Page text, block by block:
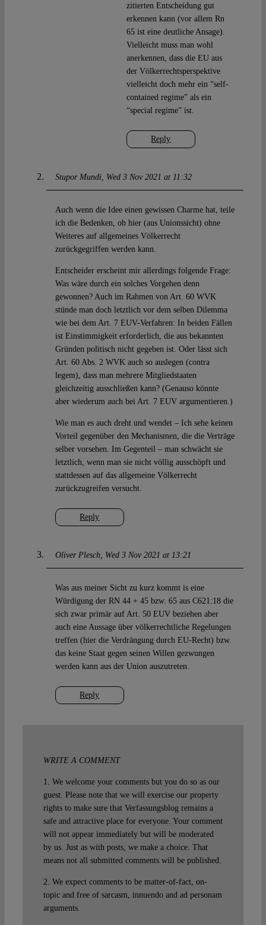
Reply
zitierten Entscheidung gut
erkennen kann (vor allem Rn
65 ist eine deutliche Ansage).
Vielleicht muss man wohl
anerkennen, dass die EU aus
der Völkerrechtsperspektive
vielleicht doch mehr ein “self-
contained regime” als ein
“special regime” ist.
Stupor Mundi Wed 3 Nov 2021 at 11:32
Reply
Auch wenn die Idee einen gewissen Charme hat, teile
ich die Bedenken, ob hier (aus Unionssicht) ohne
Weiteres auf allgemeines Völkerrecht
zurückgegriffen werden kann.
Entscheider erscheint mir allerdings folgende Frage:
Was wäre durch ein solches Vorgehen denn
gewonnen? Auch im Rahmen von Art. 60 WVK
stünde man doch letztlich vor dem selben Dilemma
wie bei dem Art. 7 EUV-Verfahren: In beiden Fällen
ist Einstimmigkeit erforderlich, die aus bekannten
Gründen politisch nicht gegeben ist. Oder lässt sich
Art. 60 Abs. 2 WVK auch so auslegen (contra
legem), dass man mehrere Mitgliedstaaten
gleichzeitig ausschließen kann? (Genauso könnte
aber wiederum auch bei Art. 7 EUV argumentieren.)
Wie man es auch dreht und wendet – Ich sehe keinen
Vorteil gegenüber den Mechanismen, die die Verträge
selber vorsehen. Im Gegenteil – man schwächt sie
letztlich, wenn man sie nicht völlig ausschöpft und
stattdessen auf das allgemeine Völkerrecht
zurückzugreifen versucht.
Oliver Plesch Wed 3 Nov 2021 at 13:21
Reply
Was aus meiner Sicht zu kurz kommt is eine
Würdigung der RN 44 + 45 bzw. 65 aus C621:18 die
sich zwar primär auf Art. 50 EUV beziehen aber
auch eine Aussage über völkerrechtliche Regelungen
treffen (hier die Verdrängung durch EU-Recht) bzw.
das keine Staat gegen seinen Willen gezwungen
werden kann aus der Union auszutreten.
WRITE A COMMENT
1. We welcome your comments but you do so as our
guest. Please note that we will exercise our property
rights to make sure that Verfassungsblog remains a
safe and attractive place for everyone. Your comment
will not appear immediately but will be moderated
by us. Just as with posts, we make a choice. That
means not all submitted comments will be published.
2. We expect comments to be matter-of-fact, on-
topic and free of sarcasm, innuendo and ad personam
arguments.